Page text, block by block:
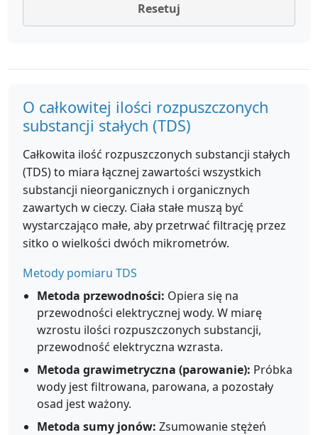
Resetuj
O całkowitej ilości rozpuszczonych
substancji stałych (TDS)
Całkowita ilość rozpuszczonych substancji stałych
(TDS) to miara łącznej zawartości wszystkich
substancji nieorganicznych i organicznych
zawartych w cieczy. Ciała stałe muszą być
wystarczająco małe, aby przetrwać filtrację przez
sitko o wielkości dwóch mikrometrów.
Metody pomiaru TDS
Metoda przewodności: Opiera się na
przewodności elektrycznej wody. W miarę
wzrostu ilości rozpuszczonych substancji,
przewodność elektryczna wzrasta.
Metoda grawimetryczna (parowanie): Próbka
wody jest filtrowana, parowana, a pozostały
osad jest ważony.
Metoda sumy jonów: Zsumowanie stężeń